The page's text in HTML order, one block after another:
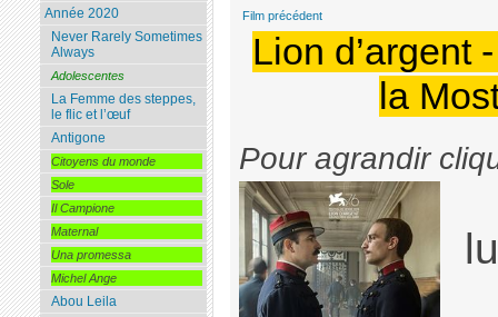
Film précédent
Lion d’argent
la
Pour agrandir
Année 2020
Never Rarely Sometimes
Always
Adolescentes
La Femme des steppes,
le flic et l’œuf
Antigone
Citoyens du monde
Sole
Il Campione
Maternal
Una promessa
Michel Ange
Abou Leila